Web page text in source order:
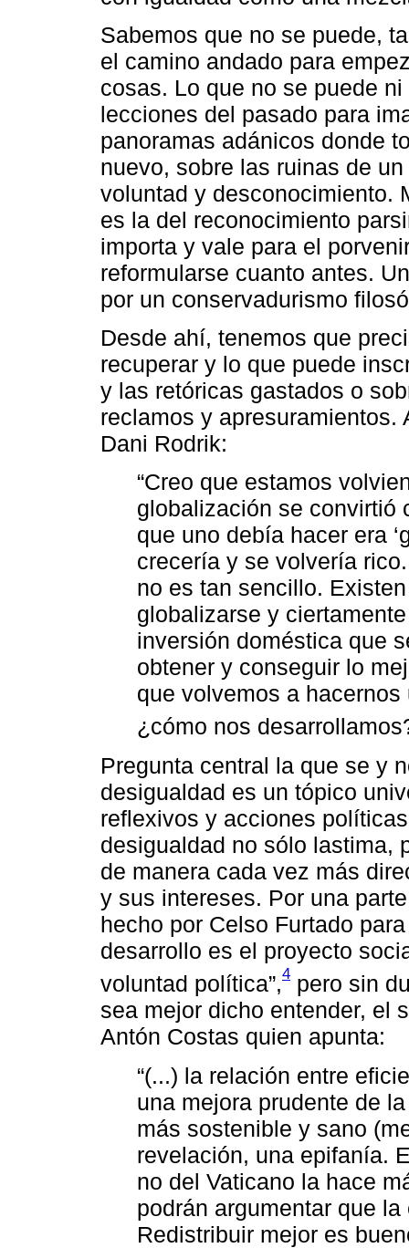
Sabemos que no se puede,
el camino andado para
cosas. Lo que no se puede
lecciones del pasado para
panoramas adánicos donde
nuevo, sobre las ruinas de
voluntad y desconocimiento.
es la del reconocimiento
importa y vale para el
reformularse cuanto antes.
por un conservadurismo
Desde ahí, tenemos que
recuperar y lo que puede
y las retóricas gastados o
reclamos y apresuramientos.
Dani Rodrik:
“Creo que estamos
globalización se convirtió
que uno debía hacer era
crecería y se volvería
no es tan sencillo.
globalizarse y
inversión doméstica que
obtener y conseguir lo
que volvemos a
¿cómo nos
Pregunta central la que se y
desigualdad es un tópico
reflexivos y acciones
desigualdad no sólo lastima,
de manera cada vez más
y sus intereses. Por una
hecho por Celso Furtado
desarrollo es el proyecto
voluntad política”,4 pero sin
sea mejor dicho entender, el
Antón Costas quien apunta:
“(...) la relación entre
una mejora prudente de
más sostenible y sano
revelación, una epifanía.
no del Vaticano la hace
podrán argumentar que
Redistribuir mejor es